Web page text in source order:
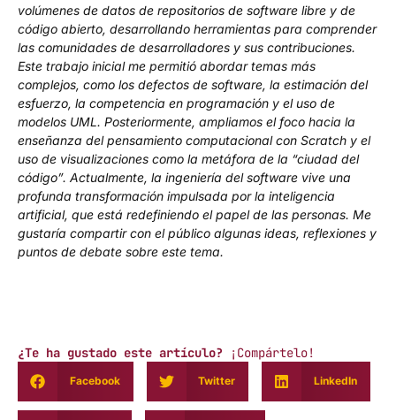
volúmenes de datos de repositorios de software libre y de
código abierto, desarrollando herramientas para comprender
las comunidades de desarrolladores y sus contribuciones.
Este trabajo inicial me permitió abordar temas más
complejos, como los defectos de software, la estimación del
esfuerzo, la competencia en programación y el uso de
modelos UML. Posteriormente, ampliamos el foco hacia la
enseñanza del pensamiento computacional con Scratch y el
uso de visualizaciones como la metáfora de la “ciudad del
código”. Actualmente, la ingeniería del software vive una
profunda transformación impulsada por la inteligencia
artificial, que está redefiniendo el papel de las personas. Me
gustaría compartir con el público algunas ideas, reflexiones y
puntos de debate sobre este tema.
¿Te ha gustado este artículo? ¡Compártelo!
Facebook Twitter LinkedIn